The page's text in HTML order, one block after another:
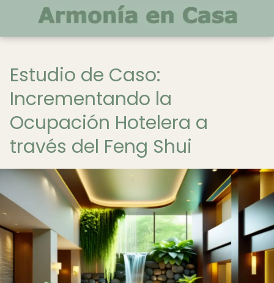
Estudio de Caso:
Incrementando la
Ocupación Hotelera a
través del Feng Shui